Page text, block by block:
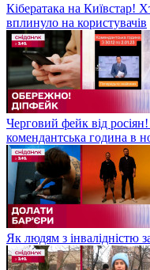
Кібератака на Київстар!
вплинуло на користувачів
Черговий фейк від
комендантська година в
Як людям з інвалідністю